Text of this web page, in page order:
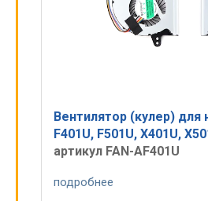
Вентилятор (кулер) для
F401U, F501U, X401U,
артикул FAN-AF401U
подробнее